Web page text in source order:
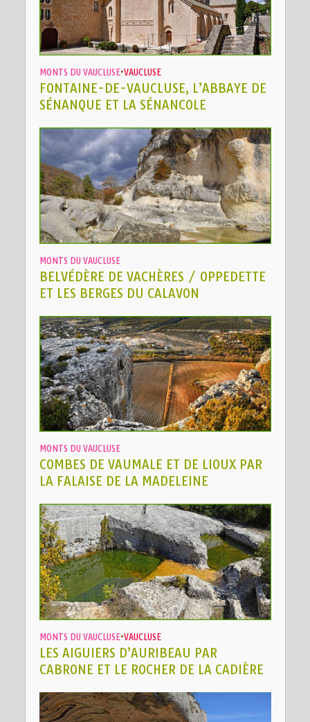
MONTS DU VAUCLUSE•VAUCLUSE
FONTAINE-DE-VAUCLUSE, L’ABBAYE DE
SÉNANQUE ET LA SÉNANCOLE
MONTS DU VAUCLUSE
BELVÉDÈRE DE VACHÈRES / OPPEDETTE
ET LES BERGES DU CALAVON
MONTS DU VAUCLUSE
COMBES DE VAUMALE ET DE LIOUX PAR
LA FALAISE DE LA MADELEINE
MONTS DU VAUCLUSE•VAUCLUSE
LES AIGUIERS D’AURIBEAU PAR
CABRONE ET LE ROCHER DE LA CADIÈRE